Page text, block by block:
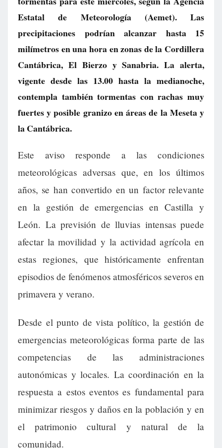
Estatal de Meteorología (Aemet). Las
precipitaciones podrían alcanzar hasta 15
milímetros en una hora en zonas de la Cordillera
Cantábrica, El Bierzo y Sanabria. La alerta,
vigente desde las 13.00 hasta la medianoche,
contempla también tormentas con rachas muy
fuertes y posible granizo en áreas de la Meseta y
la Cantábrica.
Este aviso responde a las condiciones
meteorológicas adversas que, en los últimos
años, se han convertido en un factor relevante
en la gestión de emergencias en Castilla y
León. La previsión de lluvias intensas puede
afectar la movilidad y la actividad agrícola en
estas regiones, que históricamente enfrentan
episodios de fenómenos atmosféricos severos en
primavera y verano.
Desde el punto de vista político, la gestión de
emergencias meteorológicas forma parte de las
competencias de las administraciones
autonómicas y locales. La coordinación en la
respuesta a estos eventos es fundamental para
minimizar riesgos y daños en la población y en
el patrimonio cultural y natural de la
comunidad.